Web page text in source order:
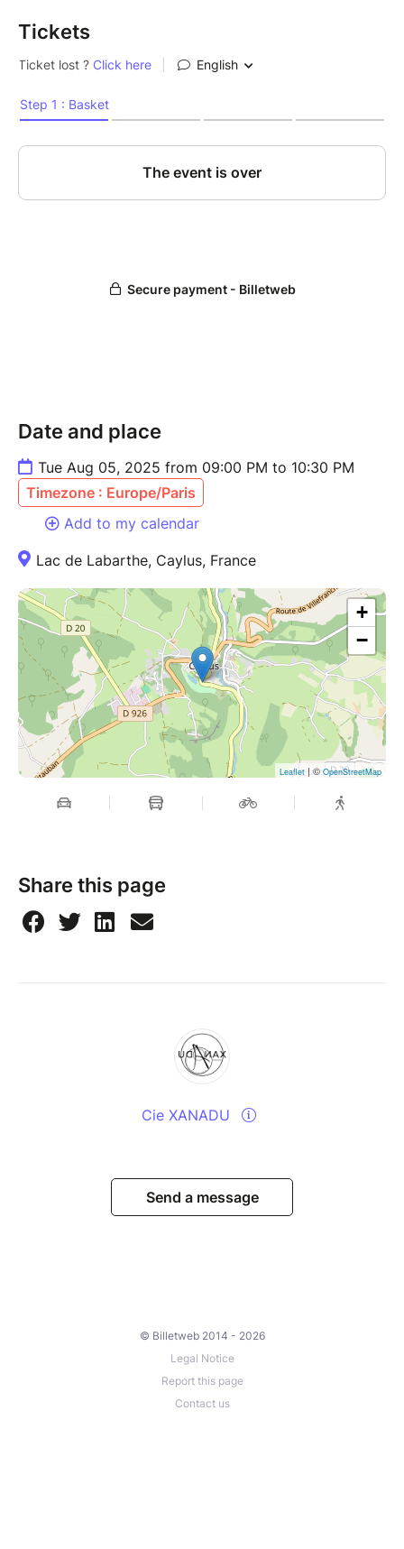
Tickets
Date and place
Tue Aug 05, 2025 from 09:00 PM to 10:30 PM
Timezone : Europe/Paris
Add to my calendar
Lac de Labarthe, Caylus, France
+
−
Leaflet| © OpenStreetMap
Share this page
Cie XANADU
Send a message
© Billetweb 2014 - 2026
Legal Notice
Report this page
Contact us